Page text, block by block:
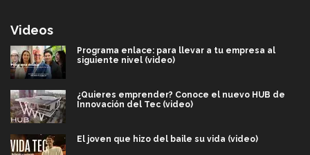
Videos
Programa enlace: para llevar a tu empresa al
siguiente nivel (video)
¿Quieres emprender? Conoce el nuevo HUB de
Innovación del Tec (video)
El joven que hizo del baile su vida (video)